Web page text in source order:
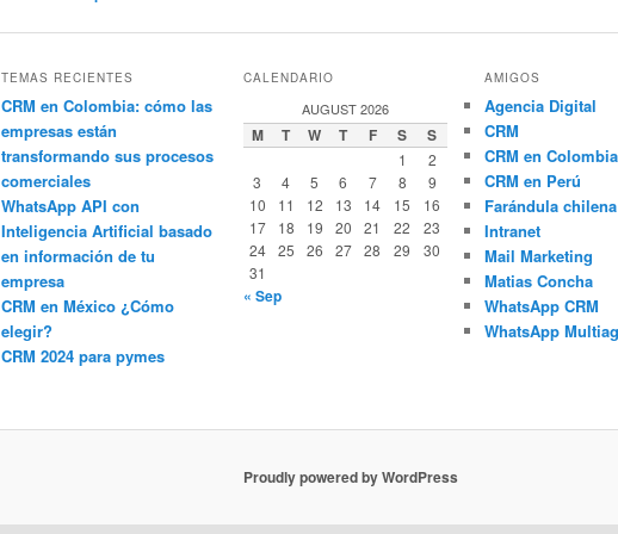
TEMAS RECIENTES
CRM en Colombia: cómo las
empresas están
transformando sus procesos
comerciales
WhatsApp API con
Inteligencia Artificial basado
en información de tu
empresa
CRM en México ¿Cómo
elegir?
CRM 2024 para pymes
CALENDARIO
AUGUST 2026
M T W T F S S
1
2
3
4 5 6 7 8
9
10
11 12 13 14 15
16
17
18 19 20 21 22
23
24
25 26 27 28 29
30
31
« Sep
AMIGOS
Agencia Digital
CRM
CRM en Colombia
CRM en Perú
Farándula chilena
Intranet
Mail Marketing
Matias Concha
WhatsApp CRM
WhatsApp
Proudly powered by WordPress